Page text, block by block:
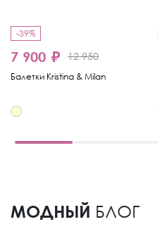
-39%
7 900 ₽ 12 950
Балетки Kristina & Milan
МОДНЫЙ БЛОГ